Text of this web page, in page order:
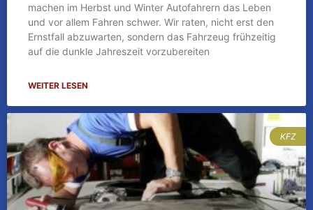
machen im Herbst und Winter Autofahrern das Leben
und vor allem Fahren schwer. Wir raten, nicht erst den
Ernstfall abzuwarten, sondern das Fahrzeug frühzeitig
auf die dunkle Jahreszeit vorzubereiten
WEITER LESEN
KFZ